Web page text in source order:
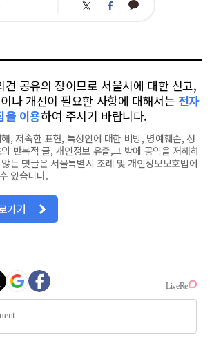
트 페 카
견 공유의 장이므로 서울시에 대한 신고,
나 개선이 필요한 사항에 대해서는 전자
을 이용하여 주시기 바랍니다.
, 저속한 표현, 특정인에 대한 비방, 명예훼손, 정
반복적 글, 개인정보 유출,그 밖에 공익을 저해하
는 댓글은 서울특별시 조례 및 개인정보보호법에
있습니다.
가기